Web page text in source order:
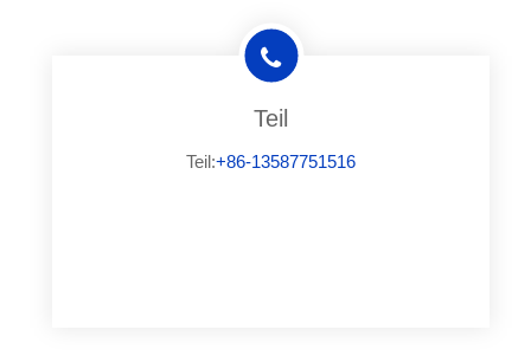
Teil
Teil:+86-13587751516